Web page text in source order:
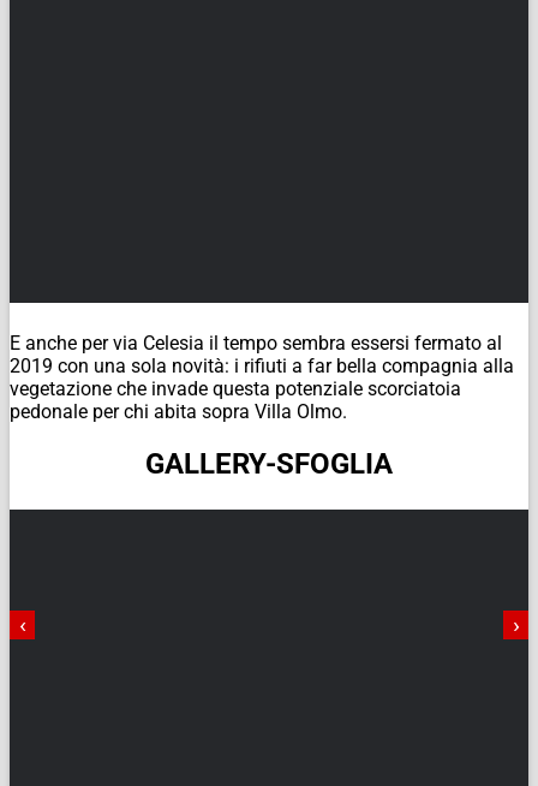
E anche per via Celesia il tempo sembra essersi fermato al
2019 con una sola novità: i rifiuti a far bella compagnia alla
vegetazione che invade questa potenziale scorciatoia
pedonale per chi abita sopra Villa Olmo.
GALLERY-SFOGLIA
‹ ›